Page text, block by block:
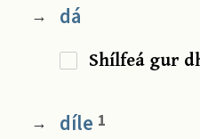
→ dá
Shílfeá gur
→ díle 1